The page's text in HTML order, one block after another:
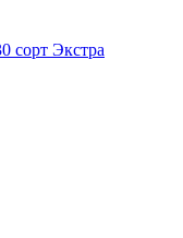
сорт Экстра